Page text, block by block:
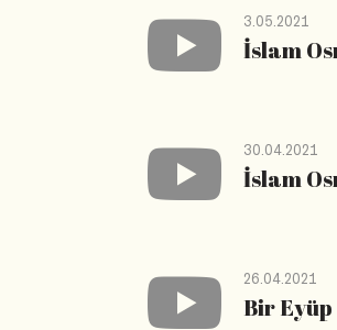
3.05.2021
İslam
30.04.2021
İslam
26.04.2021
Bir